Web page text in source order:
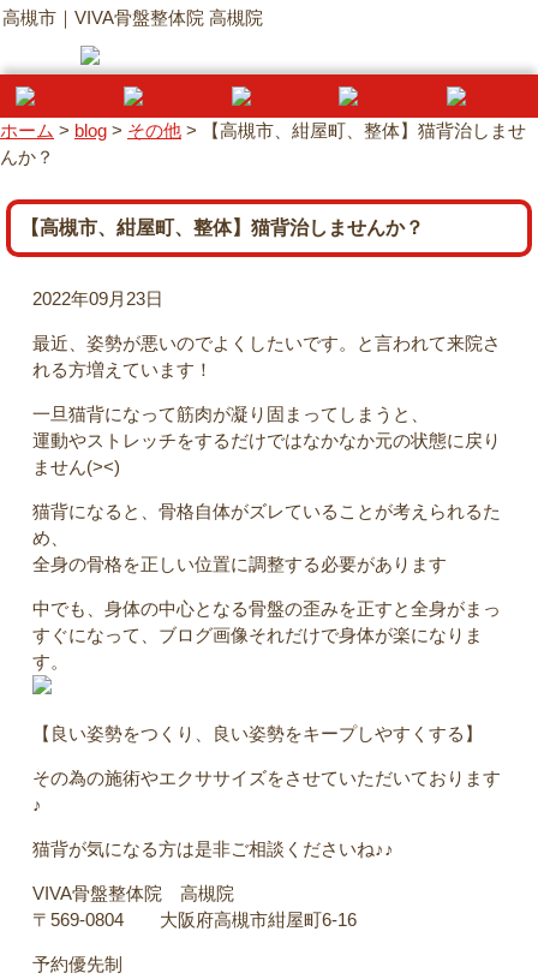
高槻市｜VIVA骨盤整体院 高槻院
ホーム > blog > その他 >
【高槻市、紺屋町、整体】猫背治しませ
んか？
【高槻市、紺屋町、整体】猫背治しませんか？
2022年09月23日
最近、姿勢が悪いのでよくしたいです。と言われて来院さ
れる方増えています！
一旦猫背になって筋肉が凝り固まってしまうと、
運動やストレッチをするだけではなかなか元の状態に戻り
ません(><)
猫背になると、骨格自体がズレていることが考えられるた
め、
全身の骨格を正しい位置に調整する必要があります
中でも、身体の中心となる骨盤の歪みを正すと全身がまっ
すぐになって、ブログ画像それだけで身体が楽になりま
す。
【良い姿勢をつくり、良い姿勢をキープしやすくする】
その為の施術やエクササイズをさせていただいております
♪
猫背が気になる方は是非ご相談くださいね♪♪
VIVA骨盤整体院 高槻院
〒569-0804 大阪府高槻市紺屋町6-16
予約優先制